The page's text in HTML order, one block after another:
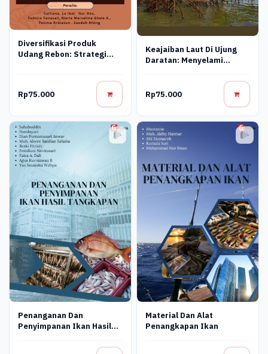
Diversifikasi Produk
Udang Rebon: Strategi
Rp75.000
Keajaiban Laut Di Ujung
Daratan: Menyelami
Rp75.000
Penanganan Dan
Penyimpanan Ikan Hasil
Material Dan Alat
Penangkapan Ikan